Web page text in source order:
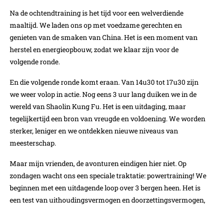
Na de ochtendtraining is het tijd voor een welverdiende
maaltijd. We laden ons op met voedzame gerechten en
genieten van de smaken van China. Het is een moment van
herstel en energieopbouw, zodat we klaar zijn voor de
volgende ronde.
En die volgende ronde komt eraan. Van 14u30 tot 17u30 zijn
we weer volop in actie. Nog eens 3 uur lang duiken we in de
wereld van Shaolin Kung Fu. Het is een uitdaging, maar
tegelijkertijd een bron van vreugde en voldoening. We worden
sterker, leniger en we ontdekken nieuwe niveaus van
meesterschap.
Maar mijn vrienden, de avonturen eindigen hier niet. Op
zondagen wacht ons een speciale traktatie: powertraining! We
beginnen met een uitdagende loop over 3 bergen heen. Het is
een test van uithoudingsvermogen en doorzettingsvermogen,